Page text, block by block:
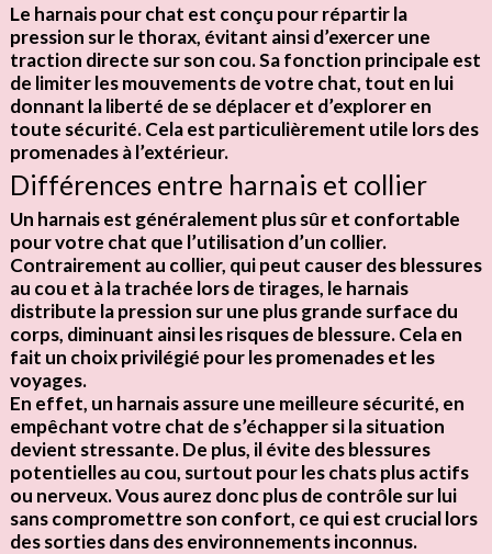
Le harnais pour chat est conçu pour répartir la
pression sur le thorax, évitant ainsi d’exercer une
traction directe sur son cou. Sa fonction principale est
de limiter les mouvements de votre chat, tout en lui
donnant la liberté de se déplacer et d’explorer en
toute sécurité. Cela est particulièrement utile lors des
promenades à l’extérieur.
Différences entre harnais et collier
Un harnais est généralement plussûret confortable
pour votre chat que l’utilisation d’un collier.
Contrairement au collier, qui peut causer des blessures
au cou et à la trachée lors de tirages, le harnais
distribute la pression sur une plus grande surface du
corps, diminuant ainsi les risques de blessure. Cela en
fait un choix privilégié pour les promenades et les
voyages.
En effet, un harnais assure une meilleure sécurité, en
empêchant votre chat de s’échapper si la situation
devient stressante. De plus, il évite des blessures
potentielles au cou, surtout pour les chats plus actifs
ou nerveux. Vous aurez donc plus de contrôle sur lui
sans compromettre son confort, ce qui est crucial lors
des sorties dans des environnements inconnus.